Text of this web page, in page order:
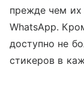
прежде чем их
WhatsApp.
доступно не
стикеров в